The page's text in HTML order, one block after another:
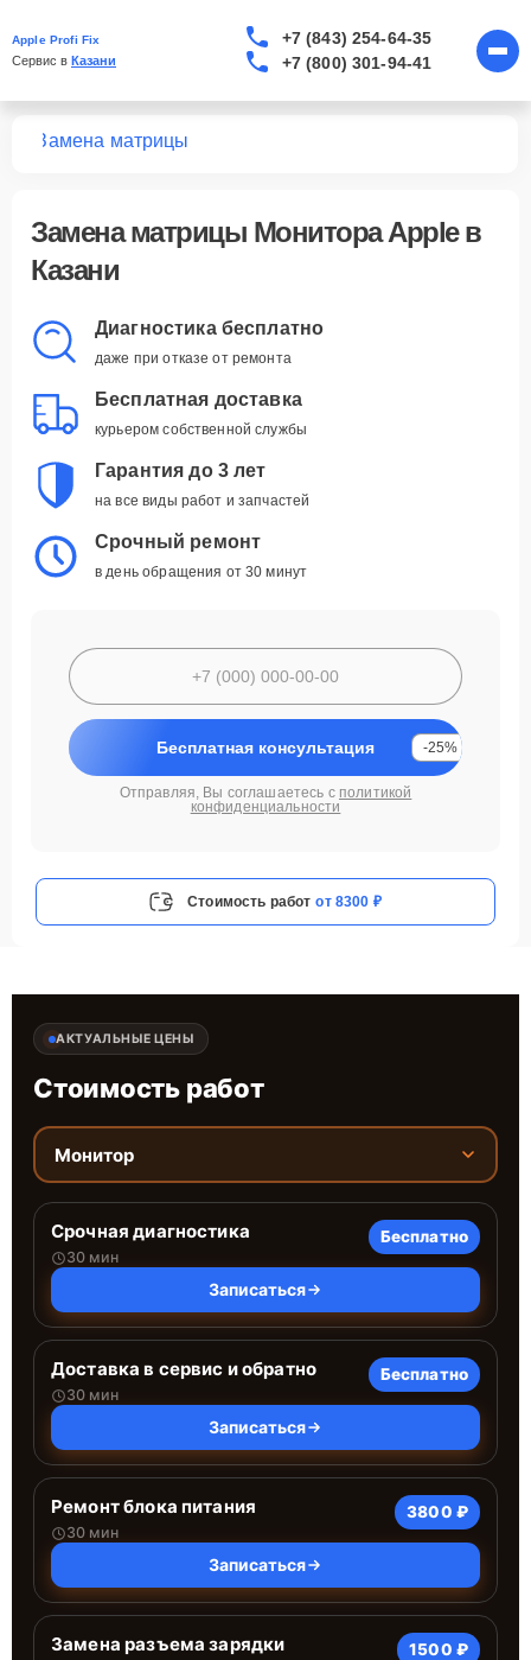
Apple Profi Fix
Сервис в Казани
+7 (843) 254-64-35
+7 (800) 301-94-41
Замена матрицы
Замена матрицы Монитора Apple в
Казани
Диагностика бесплатно
даже при отказе от ремонта
Бесплатная доставка
курьером собственной службы
Гарантия до 3 лет
на все виды работ и запчастей
Срочный ремонт
в день обращения от 30 минут
Бесплатная консультация -25%
Отправляя, Вы соглашаетесь с политикой
конфиденциальности
Стоимость работ от 8300 ₽
АКТУАЛЬНЫЕ ЦЕНЫ
Стоимость работ
Монитор
Срочная диагностика
30 мин
Бесплатно
Записаться
Доставка в сервис и обратно
30 мин
Бесплатно
Записаться
Ремонт блока питания
30 мин
3800 ₽
Записаться
Замена разъема зарядки 1500 ₽